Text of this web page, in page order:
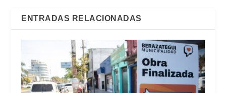
ENTRADAS RELACIONADAS